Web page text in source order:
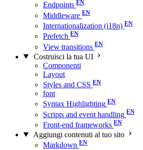
Endpoints
Middleware
Internationalization (i18n)
Prefetch
View transitions
Costruisci la tua UI
Componenti
Layout
Styles and CSS
font
Syntax Highlighting
Scripts and event handling
Front-end frameworks
Aggiungi contenuti al tuo sito
Markdown